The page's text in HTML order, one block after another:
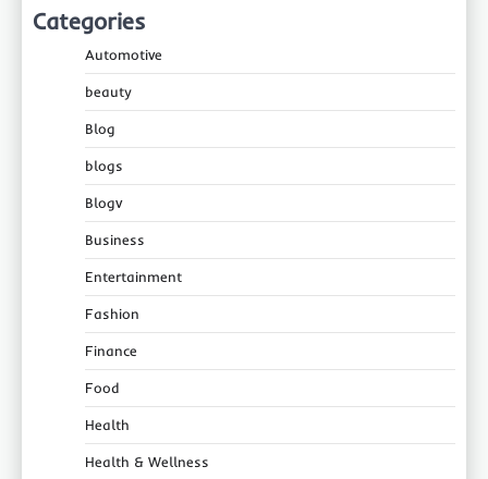
Categories
Automotive
beauty
Blog
blogs
Blogv
Business
Entertainment
Fashion
Finance
Food
Health
Health & Wellness